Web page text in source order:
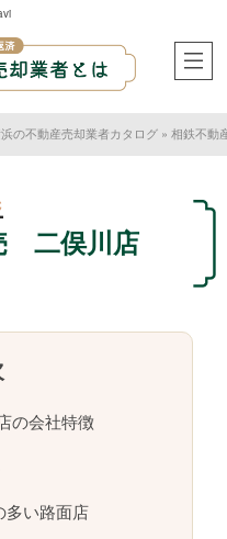
の不動産売却業者カタログ » 相鉄不動
二俣川店
の会社特徴
多い路面店